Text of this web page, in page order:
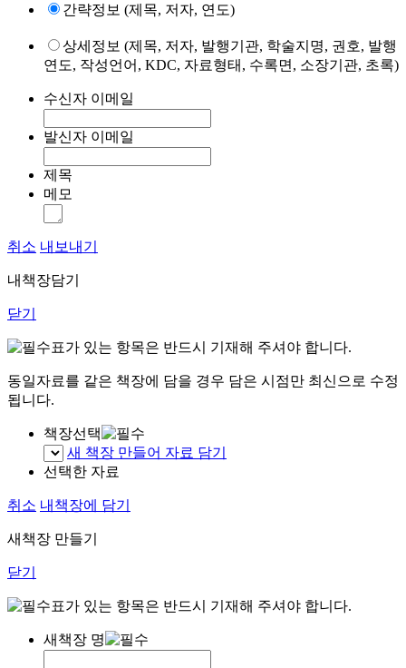
간략정보 (제목, 저자, 연도)
상세정보 (제목, 저자, 발행기관, 학술지명, 권호, 발행
연도, 작성언어, KDC, 자료형태, 수록면, 소장기관, 초록)
수신자 이메일
발신자 이메일
제목
메모
취소 내보내기
내책장담기
닫기
표가 있는 항목은 반드시 기재해 주셔야 합니다.
동일자료를 같은 책장에 담을 경우 담은 시점만 최신으로 수정
됩니다.
책장선택
새 책장 만들어 자료 담기
선택한 자료
취소 내책장에 담기
새책장 만들기
닫기
표가 있는 항목은 반드시 기재해 주셔야 합니다.
새책장 명